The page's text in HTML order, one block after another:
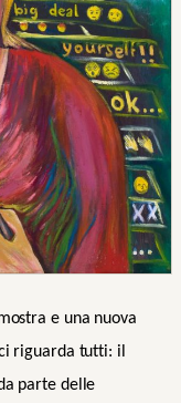
e una nuova
riguarda tutti: il
parte delle